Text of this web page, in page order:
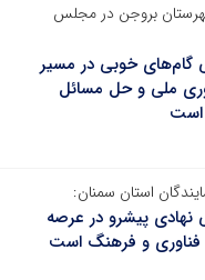
بروجن در مجلس
گام‌های خوبی در مسیر
ملی و حل مسائل
است
استان سمنان:
نهادی پیشرو در عرصه
فناوری و فرهنگ است